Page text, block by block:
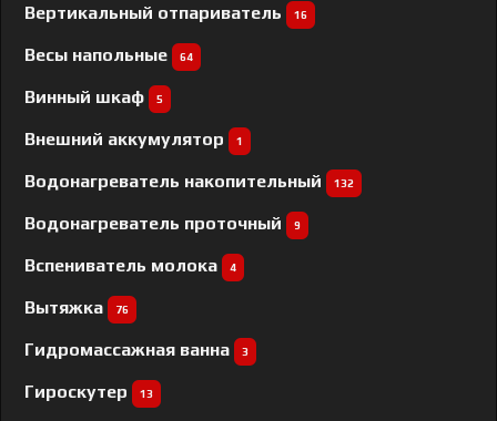
Вертикальный отпариватель 16
Весы напольные 64
Винный шкаф 5
Внешний аккумулятор 1
Водонагреватель накопительный 132
Водонагреватель проточный 9
Вспениватель молока 4
Вытяжка 76
Гидромассажная ванна 3
Гироскутер 13